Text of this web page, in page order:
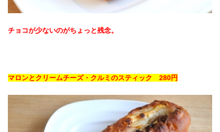
チョコが少ないのがちょっと残念。
マロンとクリームチーズ・クルミのスティック 280円